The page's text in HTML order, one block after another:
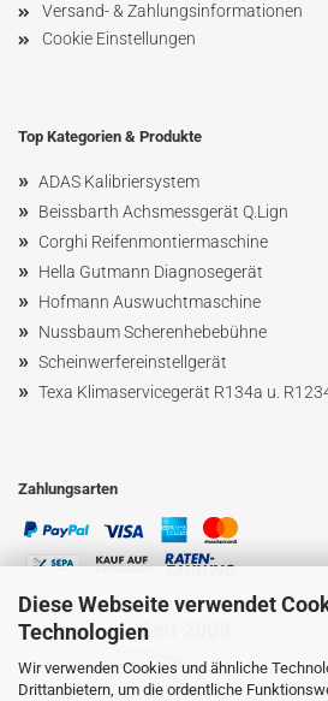
Diese Webseite verwendet
Technologien
Wir verwenden Cookies und ähnliche
Drittanbietern, um die ordentliche
Versand- & Zahlungsinformationen
Cookie Einstellungen
Top Kategorien & Produkte
» ADAS Kalibriersystem
» Beissbarth Achsmessgerät Q.Lign
» Corghi Reifenmontiermaschine
» Hella Gutmann Diagnosegerät
» Hofmann Auswuchtmaschine
» NussbaumScherenhebebühne
» Scheinwerfereinstellgerät
» Texa Klimaservicegerät R134a u.
Zahlungsarten